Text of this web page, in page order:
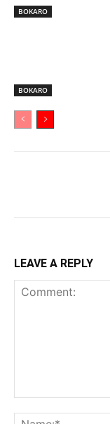
BOKARO
BOKARO
LEAVE A REPLY